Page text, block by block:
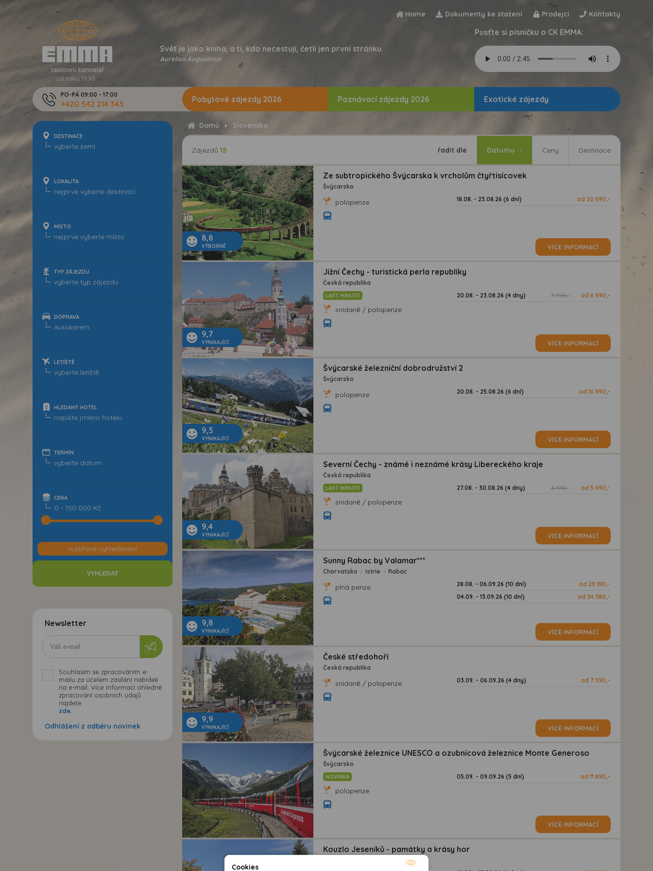
Home Dokumenty ke stažení Prodejci Kontakty
od roku 1990
Svět je jako kniha, a ti, kdo necestují, četli jen první stránku.
Aurelius Augustinus
Pusťte si písničku o CK EMMA:
PO-PÁ 09:00 - 17:00
+420 542 214 343
DESTINACE
LOKALITA
MÍSTO
TYP ZÁJEZDU
DOPRAVA
LETIŠTĚ
HLEDANÝ HOTEL
TERMÍN
CENA
0 - 150 000 Kč
rozšířené vyhledávání
Newsletter
Souhlasím se zpracováním e-
mailu za účelem zasílání nabídek
na e-mail. Více informací ohledně
zpracování osobních údajů
najdete
zde.
Odhlášení z odběru novinek
Pobytové zájezdy 2026 Poznávací zájezdy 2026 Exotické zájezdy
Domů Slovensko
Zájezdů 15 řadit dle Datumu Ceny Destinace
8,8
VÝBORNÉ
Ze subtropického Švýcarska k vrcholům čtyřtisícovek
Švýcarsko
polopenze 18.08. - 23.08.26 (6 dní) od 20 690,-
VÍCE INFORMACÍ
9,7
VYNIKAJÍCÍ
Jižní Čechy - turistická perla republiky
Česká republika
LAST MINUTE
snídaně / polopenze
20.08. - 23.08.26 (4 dny) 7 790,- od 6 990,-
VÍCE INFORMACÍ
9,5
VYNIKAJÍCÍ
Švýcarské železniční dobrodružství 2
Švýcarsko
polopenze 20.08. - 25.08.26 (6 dní) od 16 990,-
VÍCE INFORMACÍ
9,4
VYNIKAJÍCÍ
Severní Čechy - známé i neznámé krásy Libereckého kraje
Česká republika
LAST MINUTE
snídaně / polopenze
27.08. - 30.08.26 (4 dny) 6 190,- od 5 490,-
VÍCE INFORMACÍ
9,8
VYNIKAJÍCÍ
Sunny Rabac by Valamar***
Chorvatsko > Istrie > Rabac
plná penze 28.08. - 06.09.26 (10 dní)
od 29 180,-
04.09. - 13.09.26 (10 dní)
od 24 380,-
VÍCE INFORMACÍ
9,9
VYNIKAJÍCÍ
České středohoří
Česká republika
snídaně / polopenze 03.09. - 06.09.26 (4 dny) od 7 390,-
VÍCE INFORMACÍ
Švýcarské železnice UNESCO a ozubnicová železnice Monte Generoso
Švýcarsko
NOVINKA
polopenze
05.09. - 09.09.26 (5 dní) od 11 890,-
VÍCE INFORMACÍ
Kouzlo Jeseníků - památky a krásy hor
Cookies